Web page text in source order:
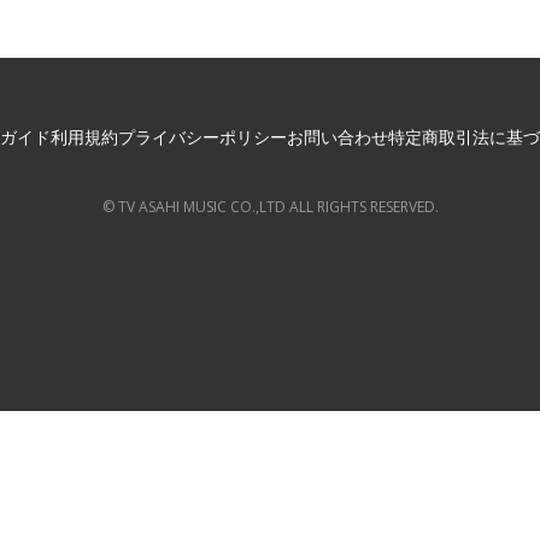
イド利用規約プライバシーポリシーお問い合わせ特定商取引法に基
© TV ASAHI MUSIC CO.,LTD ALL RIGHTS RESERVED.